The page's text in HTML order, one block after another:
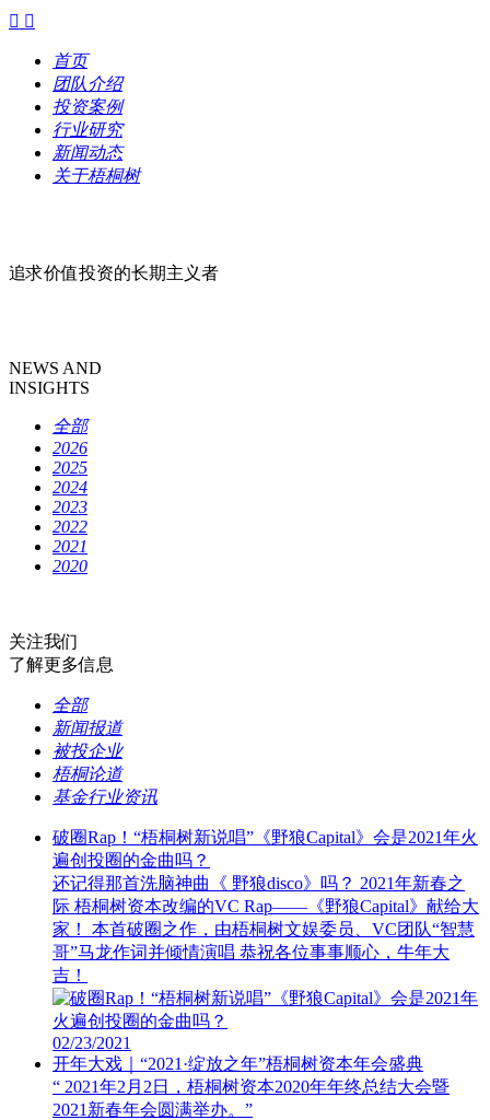
 
首页
团队介绍
投资案例
行业研究
新闻动态
关于梧桐树
追求价值投资的长期主义者
NEWS AND
INSIGHTS
全部
2026
2025
2024
2023
2022
2021
2020
关注我们
了解更多信息
全部
新闻报道
被投企业
梧桐论道
基金行业资讯
破圈Rap！“梧桐树新说唱”《野狼Capital》会是2021年火
遍创投圈的金曲吗？
还记得那首洗脑神曲《 野狼disco》吗？ 2021年新春之
际 梧桐树资本改编的VC Rap——《野狼Capital》献给大
家！ 本首破圈之作，由梧桐树文娱委员、VC团队“智慧
哥”马龙作词并倾情演唱 恭祝各位事事顺心，牛年大
吉！
02/23/2021
开年大戏｜“2021·绽放之年”梧桐树资本年会盛典
“ 2021年2月2日，梧桐树资本2020年年终总结大会暨
2021新春年会圆满举办。”